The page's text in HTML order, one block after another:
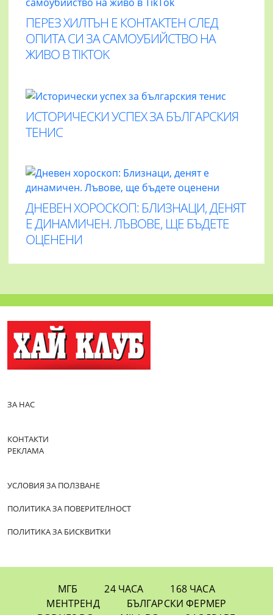
ПЕРЕЗ ХИЛТЪН Е КОНТАКТЕН СЛЕД
ОПИТА СИ ЗА САМОУБИЙСТВО НА
ЖИВО В TIKTOK
ИСТОРИЧЕСКИ УСПЕХ ЗА БЪЛГАРСКИЯ
ТЕНИС
ДНЕВЕН ХОРОСКОП: БЛИЗНАЦИ, ДЕНЯТ
Е ДИНАМИЧЕН. ЛЪВОВЕ, ЩЕ БЪДЕТЕ
ОЦЕНЕНИ
ЗА НАС
КОНТАКТИ
РЕКЛАМА
УСЛОВИЯ ЗА ПОЛЗВАНЕ
ПОЛИТИКА ЗА ПОВЕРИТЕЛНОСТ
ПОЛИТИКА ЗА БИСКВИТКИ
МГБ 24 ЧАСА
168 ЧАСА
МЕНТРЕНД
БЪЛГАРСКИ ФЕРМЕР